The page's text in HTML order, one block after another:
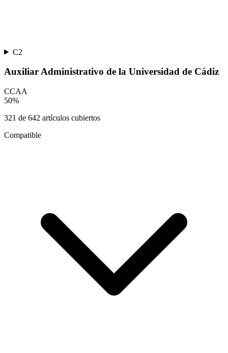
C2
Auxiliar Administrativo de la Universidad de Cádiz
CCAA
50%
321 de 642 artículos cubiertos
Compatible